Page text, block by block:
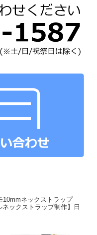
10mmネックストラップ
ネックストラップ制作】日